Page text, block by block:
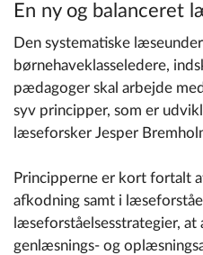
En ny og balanceret
Den systematiske
børnehaveklasseledere,
pædagoger skal arbejde
syv principper, som er
læseforsker Jesper
Principperne er kort fortalt
afkodning samt i
læseforståelsesstrategier,
genlæsnings- og